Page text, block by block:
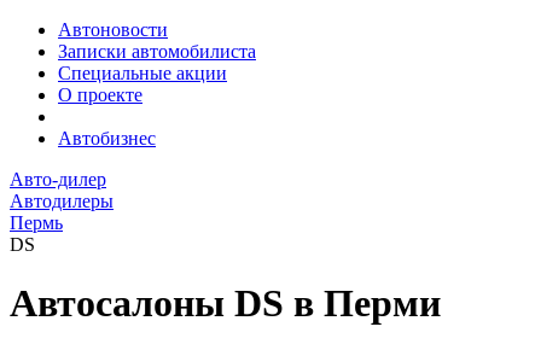
Автоновости
Записки автомобилиста
Специальные акции
О проекте
Автобизнес
Авто-дилер
Автодилеры
Пермь
DS
Автосалоны DS в Перми